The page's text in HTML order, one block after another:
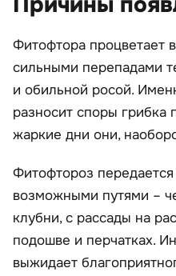
Фитофтора процветает
сильными перепадами
и обильной росой.
разносит споры грибка
жаркие дни они,
Фитофтороз
возможными путями –
клубни, с рассады на
подошве и перчатках.
выжидает